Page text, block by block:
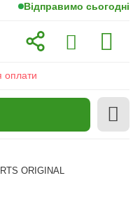
Відправимо сьогодні
оплати
ORIGINAL